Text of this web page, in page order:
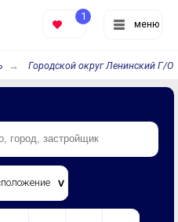
меню
1
Городской округ Ленинский Г/О